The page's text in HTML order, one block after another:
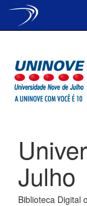
Julho
Biblioteca Digital